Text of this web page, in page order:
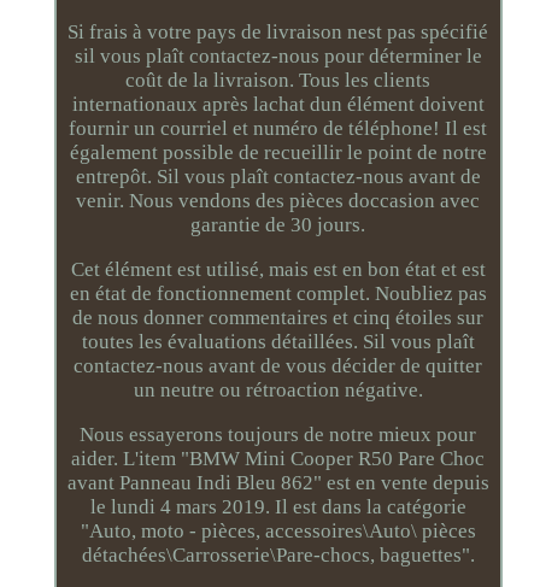
Si frais à votre pays de livraison nest pas spécifié
sil vous plaît contactez-nous pour déterminer le
coût de la livraison. Tous les clients
internationaux après lachat dun élément doivent
fournir un courriel et numéro de téléphone! Il est
également possible de recueillir le point de notre
entrepôt. Sil vous plaît contactez-nous avant de
venir. Nous vendons des pièces doccasion avec
garantie de 30 jours.
Cet élément est utilisé, mais est en bon état et est
en état de fonctionnement complet. Noubliez pas
de nous donner commentaires et cinq étoiles sur
toutes les évaluations détaillées. Sil vous plaît
contactez-nous avant de vous décider de quitter
un neutre ou rétroaction négative.
Nous essayerons toujours de notre mieux pour
aider. L'item "BMW Mini Cooper R50 Pare Choc
avant Panneau Indi Bleu 862" est en vente depuis
le lundi 4 mars 2019. Il est dans la catégorie
"Auto, moto - pièces, accessoires\Auto\ pièces
détachées\Carrosserie\Pare-chocs, baguettes".